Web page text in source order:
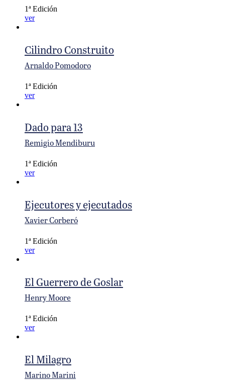
1ª Edición
ver
Cilindro Construito
Arnaldo Pomodoro
1ª Edición
ver
Dado para 13
Remigio Mendiburu
1ª Edición
ver
Ejecutores y ejecutados
Xavier Corberó
1ª Edición
ver
El Guerrero de Goslar
Henry Moore
1ª Edición
ver
El Milagro
Marino Marini